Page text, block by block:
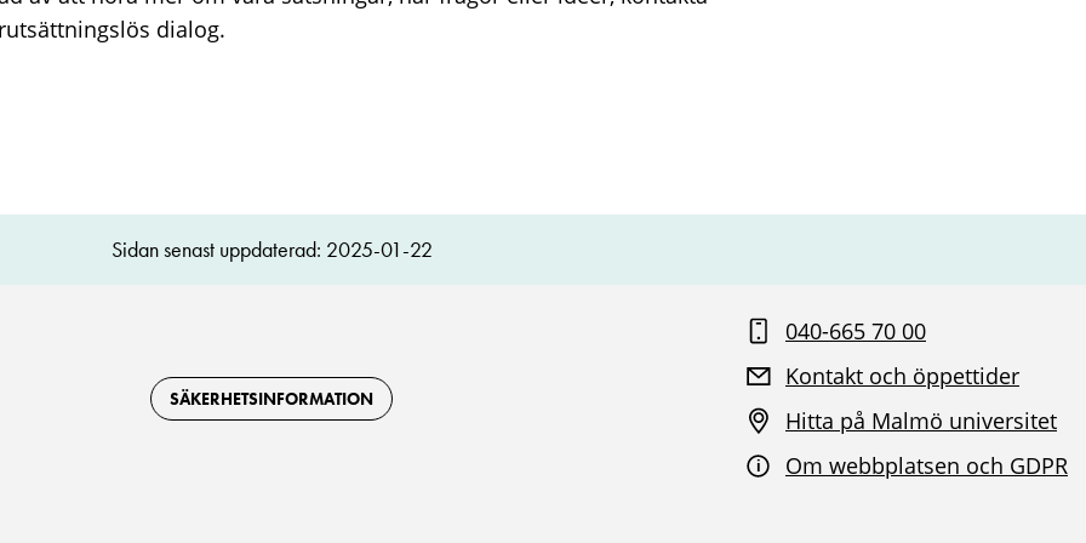
dialog.
Sidan senast uppdaterad: 2025-01-22
SÄKERHETSINFORMATION
040-665 70 00
Kontakt och öppettider
Hitta på Malmö universitet
Om webbplatsen och GDPR